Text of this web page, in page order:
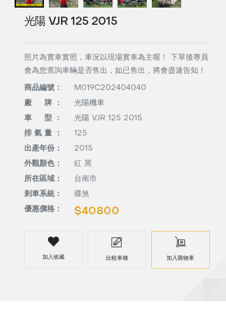
光陽 VJR 125 2015
照片為實車實照，車況以現場實車為主喔！ 下單後專員
會為您查詢車輛是否售出，如已售出，將會盡速告知！
商品編號： M019C202404040
廠 牌 ： 光陽機車
車 型 ： 光陽 VJR 125 2015
排 氣 量 ： 125
出產年份： 2015
外觀顏色： 紅 黑
所在區域： 台南市
剎車系統： 碟煞
優惠價格： $40800
加入收藏 比較車種 加入購物車